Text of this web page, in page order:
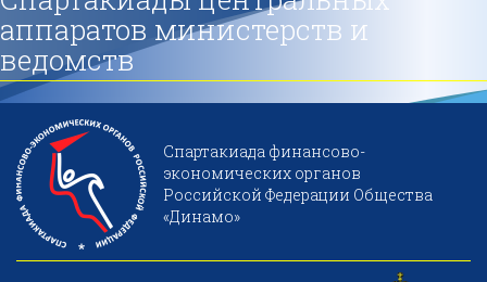
аппаратов министерств и
ведомств
Спартакиада финансово-
экономических органов
Российской Федерации Общества
«Динамо»